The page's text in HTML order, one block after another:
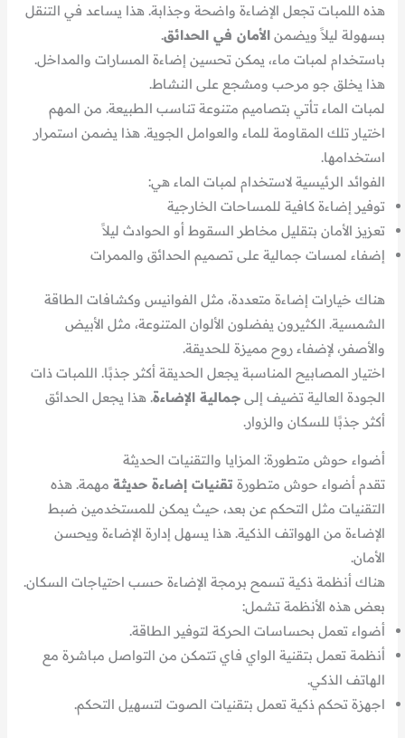
هذه اللمبات تجعل الإضاءة واضحة وجذابة. هذا يساعد في التنقل
بسهولة ليلاً ويضمنالأمان في الحدائق.
باستخدام لمبات ماء، يمكن تحسين إضاءة المسارات والمداخل.
هذا يخلق جو مرحب ومشجع على النشاط.
لمبات الماء تأتي بتصاميم متنوعة تناسب الطبيعة. من المهم
اختيار تلك المقاومة للماء والعوامل الجوية. هذا يضمن استمرار
استخدامها.
الفوائد الرئيسية لاستخدام لمبات الماء هي:
توفير إضاءة كافية للمساحات الخارجية
تعزيز الأمان بتقليل مخاطر السقوط أو الحوادث ليلاً
إضفاء لمسات جمالية على تصميم الحدائق والممرات
هناك خيارات إضاءة متعددة، مثل الفوانيس وكشافات الطاقة
الشمسية. الكثيرون يفضلون الألوان المتنوعة، مثل الأبيض
والأصفر، لإضفاء روح مميزة للحديقة.
اختيار المصابيح المناسبة يجعل الحديقة أكثر جذبًا. اللمبات ذات
الجودة العالية تضيف إلىجمالية الإضاءة. هذا يجعل الحدائق
أكثر جذبًا للسكان والزوار.
أضواء حوش متطورة: المزايا والتقنيات الحديثة
تقدم أضواء حوش متطورة تقنيات إضاءة حديثة مهمة. هذه
التقنيات مثل التحكم عن بعد، حيث يمكن للمستخدمين ضبط
الإضاءة من الهواتف الذكية. هذا يسهل إدارة الإضاءة ويحسن
الأمان.
هناك أنظمة ذكية تسمح برمجة الإضاءة حسب احتياجات السكان.
بعض هذه الأنظمة تشمل:
أضواء تعمل بحساسات الحركة لتوفير الطاقة.
أنظمة تعمل بتقنية الواي فاي تتمكن من التواصل مباشرة مع
الهاتف الذكي.
اجهزة تحكم ذكية تعمل بتقنيات الصوت لتسهيل التحكم.